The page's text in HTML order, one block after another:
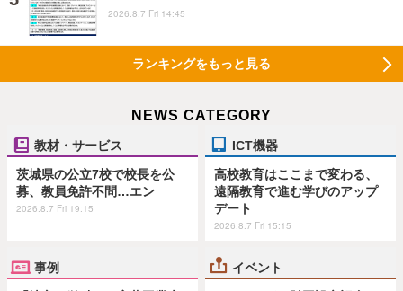
2026.8.7 Fri 14:45
ランキングをもっと見る
NEWS CATEGORY
教材・サービス
茨城県の公立7校で校長を公
募、教員免許不問…エン
2026.8.7 Fri 19:15
ICT機器
高校教育はここまで変わる、
遠隔教育で進む学びのアップ
デート
2026.8.7 Fri 15:15
事例 イベント